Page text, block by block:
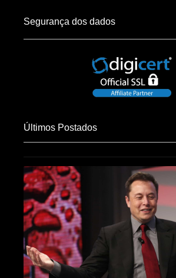
Segurança dos dados
Últimos Postados